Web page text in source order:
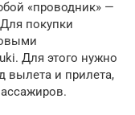
«проводник» —
покупки
Для этого нужно
вылета и прилета,